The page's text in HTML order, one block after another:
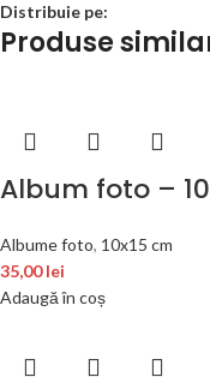
Distribuie pe:
Produse
Album foto –
Albume foto, 10x15 cm
35,00lei
Adaugă în coș